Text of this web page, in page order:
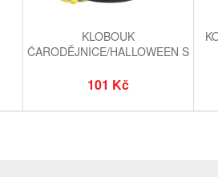
KLOBOUK
ČARODĚJNICE/HALLOWEEN S
101 Kč